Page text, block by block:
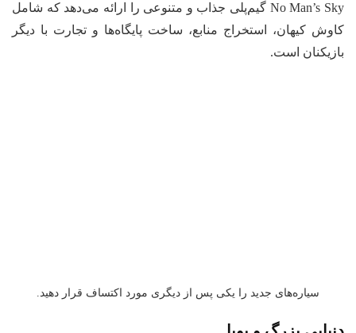
No Man’s Sky گیم‌پلی جذاب و متنوعی را ارائه می‌دهد که شامل
کاوش کیهان، استخراج منابع، ساخت پایگاه‌ها و تجارت با دیگر
بازیکنان است.
سیاره‌های جدید را یکی پس از دیگری مورد اکتساف قرار دهید.